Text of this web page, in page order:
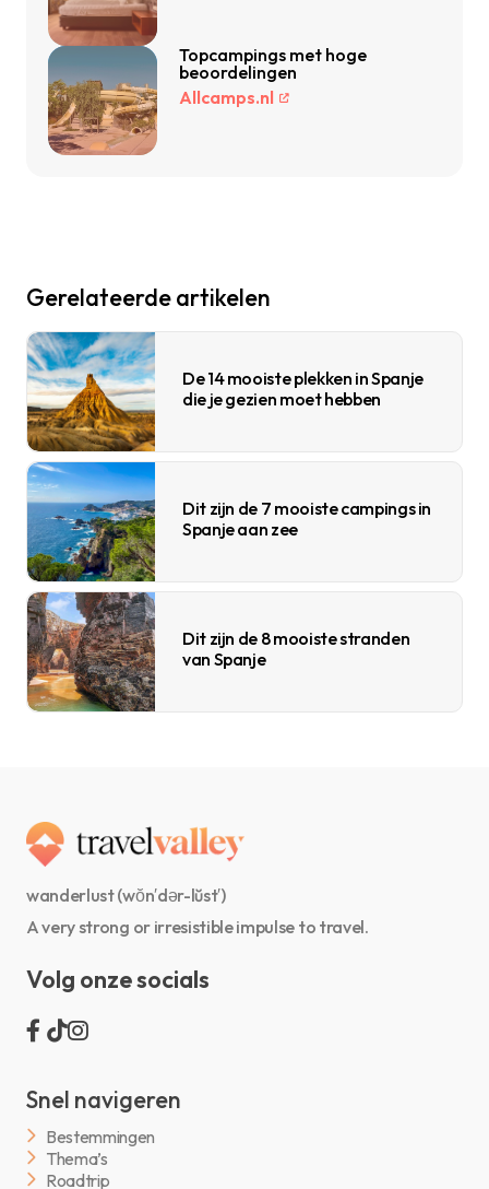
Topcampings met hoge
beoordelingen
Allcamps.nl
Gerelateerde artikelen
De 14 mooiste plekken in Spanje
die je gezien moet hebben
Dit zijn de 7 mooiste campings in
Spanje aan zee
Dit zijn de 8 mooiste stranden
van Spanje
wanderlust (wŏn′dər-lŭst′)
A very strong or irresistible impulse to travel.
Volg onze socials
Snel navigeren
Bestemmingen
Thema’s
Roadtrip